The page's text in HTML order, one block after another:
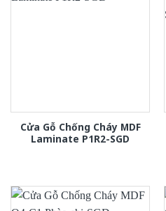
Cửa Gỗ Chống Cháy MDF
Laminate P1R2-SGD